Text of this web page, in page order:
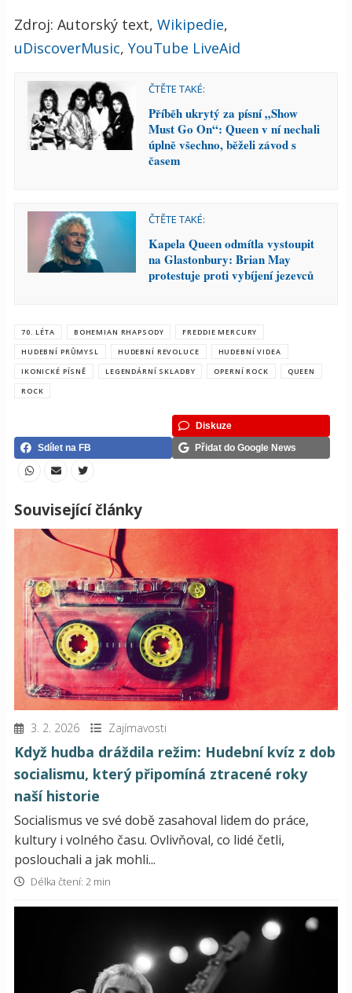
Zdroj: Autorský text, Wikipedie,
uDiscoverMusic, YouTube LiveAid
ČTĚTE TAKÉ:
Příběh ukrytý za písní „Show
Must Go On“: Queen v ní nechali
úplně všechno, běželi závod s
časem
ČTĚTE TAKÉ:
Kapela Queen odmítla vystoupit
na Glastonbury: Brian May
protestuje proti vybíjení jezevců
70. LÉTA BOHEMIAN RHAPSODY
FREDDIE MERCURY
HUDEBNÍ PRŮMYSL
HUDEBNÍ REVOLUCE
HUDEBNÍ VIDEA
IKONICKÉ PÍSNĚ
LEGENDÁRNÍ SKLADBY OPERNÍ ROCK
QUEEN
ROCK
Diskuze
Sdílet na FB
Přidat do Google News
Související články
3. 2. 2026 Zajímavosti
Když hudba dráždila režim: Hudební kvíz z dob
socialismu, který připomíná ztracené roky
naší historie
Socialismus ve své době zasahoval lidem do práce,
kultury i volného času. Ovlivňoval, co lidé četli,
poslouchali a jak mohli...
Délka čtení: 2 min